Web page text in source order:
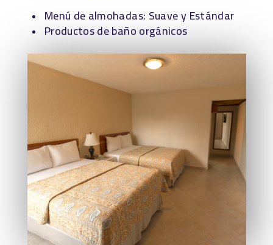
Menú de almohadas: Suave y Estándar
Productos de baño orgánicos